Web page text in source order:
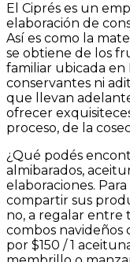
El Ciprés es un
elaboración de
Así es como la
se obtiene de los
familiar ubicada en
conservantes ni
que llevan
ofrecer
proceso, de la
¿Qué podés
almibarados,
elaboraciones.
compartir sus
no, a regalar entre
combos navideños
por $150 / 1